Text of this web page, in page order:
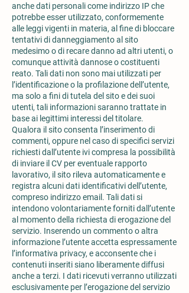
anche dati personali come indirizzo IP che
potrebbe esser utilizzato, conformemente
alle leggi vigenti in materia, al fine di bloccare
tentativi di danneggiamento al sito
medesimo o di recare danno ad altri utenti, o
comunque attività dannose o costituenti
reato. Tali dati non sono mai utilizzati per
l’identificazione o la profilazione dell’utente,
ma solo a fini di tutela del sito e dei suoi
utenti, tali informazioni saranno trattate in
base ai legittimi interessi del titolare.
Qualora il sito consenta l’inserimento di
commenti, oppure nel caso di specifici servizi
richiesti dall’utente ivi compresa la possibilità
di inviare il CV per eventuale rapporto
lavorativo, il sito rileva automaticamente e
registra alcuni dati identificativi dell’utente,
compreso indirizzo email. Tali dati si
intendono volontariamente forniti dall’utente
al momento della richiesta di erogazione del
servizio. Inserendo un commento o altra
informazione l’utente accetta espressamente
l’informativa privacy, e acconsente che i
contenuti inseriti siano liberamente diffusi
anche a terzi. I dati ricevuti verranno utilizzati
esclusivamente per l’erogazione del servizio